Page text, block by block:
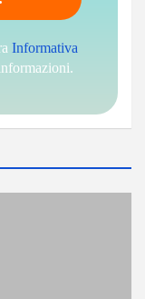
Informativa